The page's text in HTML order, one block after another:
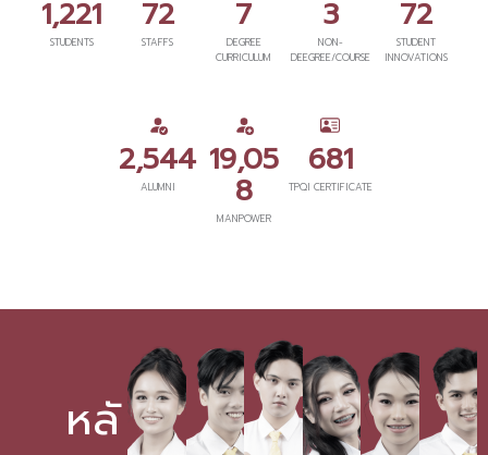
1,221
STUDENTS
72
STAFFS
7
DEGREE
CURRICULUM
3
NON-
DEEGREE/COURSE
72
STUDENT
INNOVATIONS
2,544
ALUMNI
19,05
8
MANPOWER
681
TPQI CERTIFICATE
หลั